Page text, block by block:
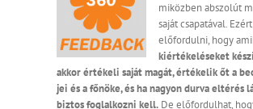
miközben abszolút
saját csapatával.
előfordulni, hogy
kiértékeléseket
akkor értékeli saját magát, értékelik őt a
jei és a főnöke, és ha nagyon durva eltérés
biztos foglalkozni kell. De előfordulhat,